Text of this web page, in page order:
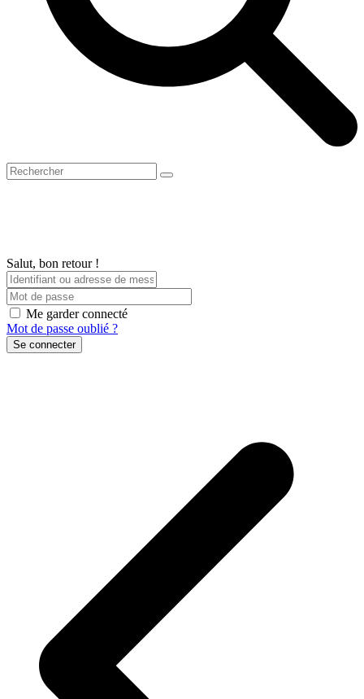
Open
mobile
Close
mobile
Panier
Search
Salut, bon retour !
Me garder connecté
Mot de passe oublié ?
Se connecter